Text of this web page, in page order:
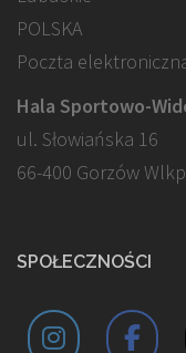
POLSKA
Poczta
Hala Sportowo-
ul. Słowiańska 16
66-400 Gorzów
SPOŁECZNOŚCI